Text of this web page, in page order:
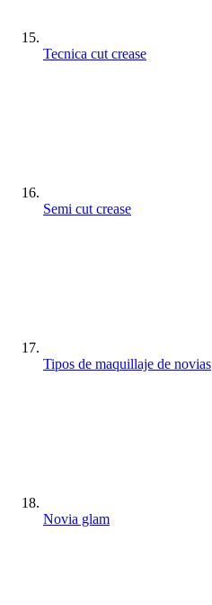
Tecnica cut crease
Semi cut crease
Tipos de maquillaje de novias
Novia glam